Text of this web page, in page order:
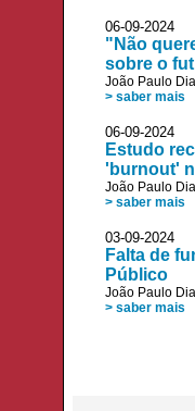
06-09-
"Não
sobre o
João Paulo
> saber mais
06-09-2024
Estudo
'burnout'
João Paulo
> saber mais
03-09-
Falta de
Público
João Paulo
> saber mais